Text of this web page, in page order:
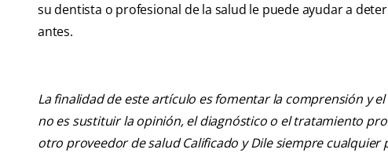
su dentista o profesional de la salud le puede ayudar a
antes.
La finalidad de este artículo es fomentar la comprensión y
no es sustituir la opinión, el diagnóstico o el tratamiento
otro proveedor de salud Calificado y Dile siempre